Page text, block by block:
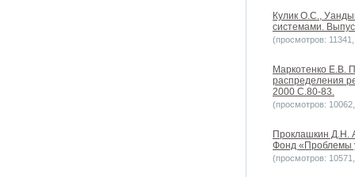
Кулик О.С.,
системами.
(просмотров:
Маркотенко Е.В.
распределения
2000 С.80-83.
(просмотров:
Проклашкин Д.Н.
Фонд «Проблемы
(просмотров: